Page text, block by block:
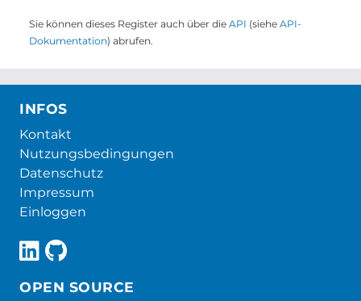
Sie können dieses Register auch über die API (siehe API-
Dokumentation) abrufen.
INFOS
Kontakt
Nutzungsbedingungen
Datenschutz
Impressum
Einloggen
OPEN SOURCE